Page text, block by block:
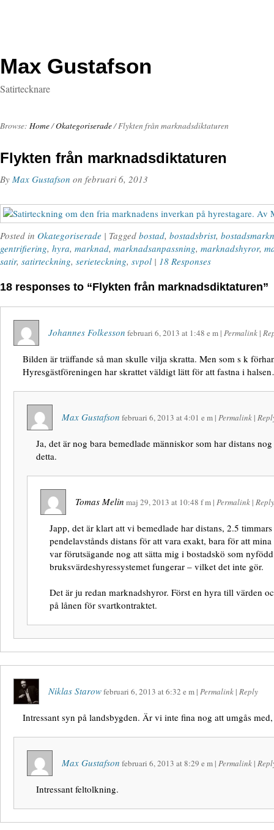
Max Gustafson
Satirtecknare
Browse: Home/Okategoriserade/Flykten från marknadsdiktaturen
Flykten från marknadsdiktaturen
By Max Gustafson on februari 6, 2013
Posted in Okategoriserade | Tagged bostad, bostadsbrist,
gentrifiering, hyra, marknad, marknadsanpassning, marknadshyror,
satir, satirteckning, serieteckning, svpol | 18 Responses
18 responses to “Flykten från marknadsdiktaturen”
Johannes Folkesson februari 6, 2013 at 1:48 e m | Permalink |
Bilden är träffande så man skulle vilja skratta. Men som s k
Hyresgästföreningen har skrattet väldigt lätt för att fastna i
Max Gustafson februari 6, 2013 at4:01 e m | Permalink |
Ja, det är nog bara bemedlade människor som har distans
detta.
Tomas Melin maj 29, 2013 at 10:48 f m | Permalink | Reply
Japp, det är klart att vi bemedlade har distans, 2.5 timmars
pendelavstånds distans för att vara exakt, bara för att
var förutsägande nog att sätta mig i bostadskö som
bruksvärdeshyressystemet fungerar – vilket det inte gör.
Det är ju redan marknadshyror. Först en hyra till värden
på lånen för svartkontraktet.
Niklas Starowfebruari 6, 2013 at6:32 e m | Permalink | Reply
Intressant syn på landsbygden. Är vi inte fina nog att umgås
Max Gustafson februari 6, 2013 at8:29 e m | Permalink |
Intressant feltolkning.